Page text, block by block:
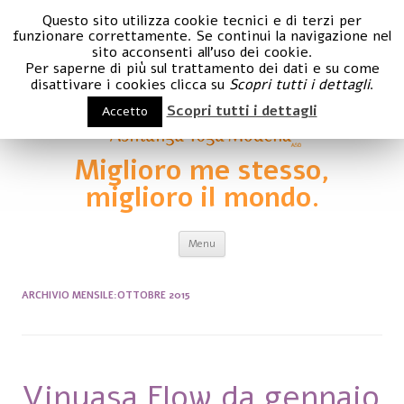
Miglioro me stesso,
miglioro il mondo.
Menu
ARCHIVIO MENSILE:OTTOBRE 2015
Questo sito utilizza cookie tecnici e di terzi per
funzionare correttamente. Se continui la navigazione nel
sito acconsenti all'uso dei cookie.
Per saperne di più sul trattamento dei dati e su come
disattivare i cookies clicca su Scopri tutti i dettagli.
Accetto Scopri tutti i dettagli